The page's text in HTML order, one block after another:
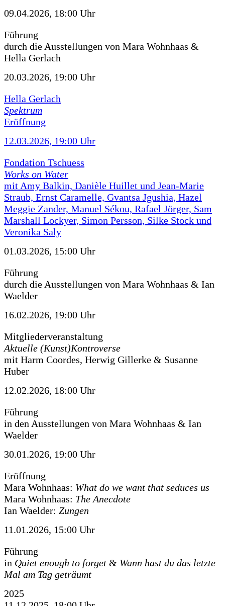
09.04.2026, 18:00 Uhr
Führung
durch die Ausstellungen von Mara Wohnhaas &
Hella Gerlach
20.03.2026, 19:00 Uhr
Hella Gerlach
Spektrum
Eröffnung
12.03.2026, 19:00 Uhr
Fondation Tschuess
Works on Water
mit Amy Balkin, Danièle Huillet und Jean-Marie
Straub, Ernst Caramelle, Gvantsa Jgushia, Hazel
Meggie Zander, Manuel Sékou, Rafael Jörger, Sam
Marshall Lockyer, Simon Persson, Silke Stock und
Veronika Saly
01.03.2026, 15:00 Uhr
Führung
durch die Ausstellungen von Mara Wohnhaas & Ian
Waelder
16.02.2026, 19:00 Uhr
Mitgliederveranstaltung
Aktuelle (Kunst)Kontroverse
mit Harm Coordes, Herwig Gillerke & Susanne
Huber
12.02.2026, 18:00 Uhr
Führung
in den Ausstellungen von Mara Wohnhaas & Ian
Waelder
30.01.2026, 19:00 Uhr
Eröffnung
Mara Wohnhaas: What do we want that seduces us
Mara Wohnhaas: The Anecdote
Ian Waelder: Zungen
11.01.2026, 15:00 Uhr
Führung
in Quiet enough to forget & Wann hast du das letzte
Mal am Tag geträumt
2025